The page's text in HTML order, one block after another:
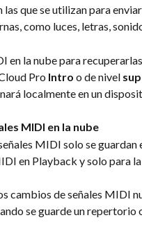
las que se utilizan para
como luces, letras,
en la nube para
Pro Intro o de nivel
localmente en un
MIDI en la nube
MIDI solo se guardan
en Playback y solo para
cambios de señales MIDI
se guarde un repertorio